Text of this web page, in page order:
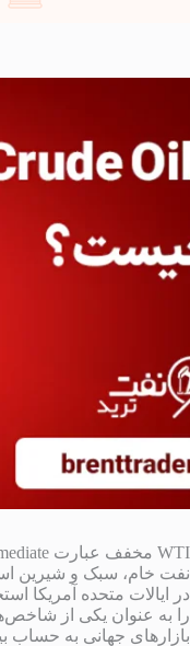
نفت خام، سبک و شیرین
در ایالات متحده آمریکا
را به عنوان یکی از
بازارهای جهانی به حساب